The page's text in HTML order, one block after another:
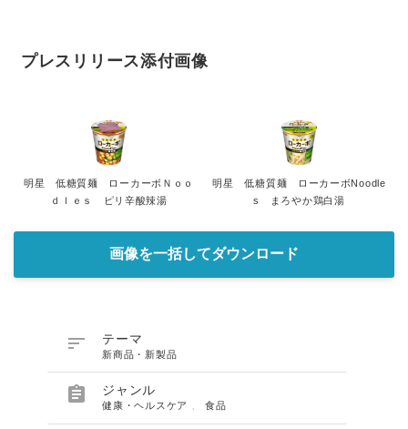
プレスリリース添付画像
明星 低糖質麺 ローカーボＮｏｏ
ｄｌｅｓ ピリ辛酸辣湯
明星 低糖質麺 ローカーボNoodle
s まろやか鶏白湯
画像を一括してダウンロード
 テーマ
新商品・新製品
 ジャンル
健康・ヘルスケア 、食品